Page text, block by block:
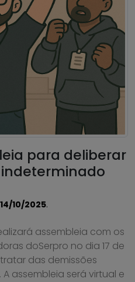
para deliberar
14/10/2025.
assembleia com os
doSerpro no dia 17 de
das demissões
assembleia será virtual e